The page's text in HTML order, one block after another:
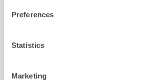
Preferences
Statistics
Marketing
8/6四 8/7